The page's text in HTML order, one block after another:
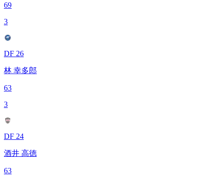
69
3
DF 26
林 幸多郎
63
3
DF 24
酒井 高徳
63